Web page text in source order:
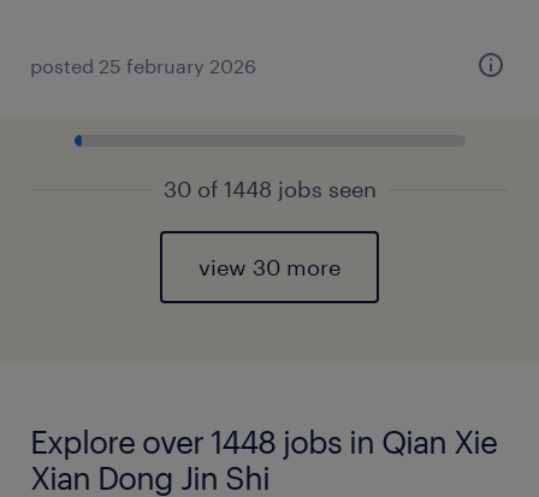
posted 25 february 2026
30 of 1448 jobs seen
view 30 more
Explore over 1448 jobs in Qian Xie
Xian Dong Jin Shi